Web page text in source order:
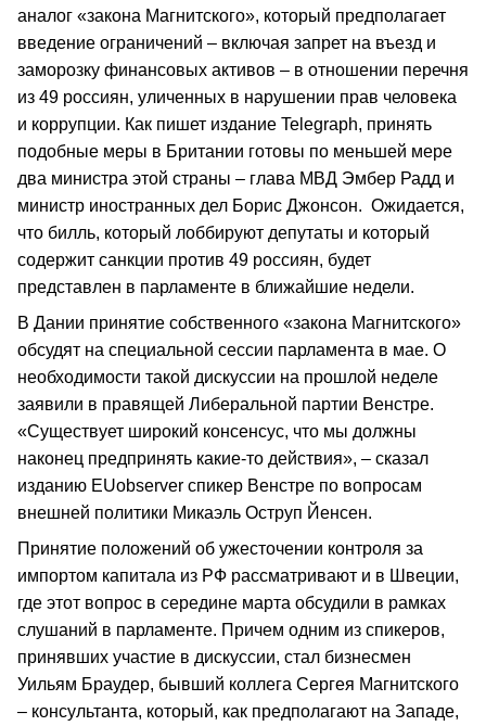
аналог «закона Магнитского», который предполагает
введение ограничений – включая запрет на въезд и
заморозку финансовых активов – в отношении перечня
из 49 россиян, уличенных в нарушении прав человека
и коррупции. Как пишет издание Telegraph, принять
подобные меры в Британии готовы по меньшей мере
два министра этой страны – глава МВД Эмбер Радд и
министр иностранных дел Борис Джонсон. Ожидается,
что билль, который лоббируют депутаты и который
содержит санкции против 49 россиян, будет
представлен в парламенте в ближайшие недели.
В Дании принятие собственного «закона Магнитского»
обсудят на специальной сессии парламента в мае. О
необходимости такой дискуссии на прошлой неделе
заявили в правящей Либеральной партии Венстре.
«Существует широкий консенсус, что мы должны
наконец предпринять какие-то действия», – сказал
изданию EUobserver спикер Венстре по вопросам
внешней политики Микаэль Оструп Йенсен.
Принятие положений об ужесточении контроля за
импортом капитала из РФ рассматривают и в Швеции,
где этот вопрос в середине марта обсудили в рамках
слушаний в парламенте. Причем одним из спикеров,
принявших участие в дискуссии, стал бизнесмен
Уильям Браудер, бывший коллега Сергея Магнитского
– консультанта, который, как предполагают на Западе,